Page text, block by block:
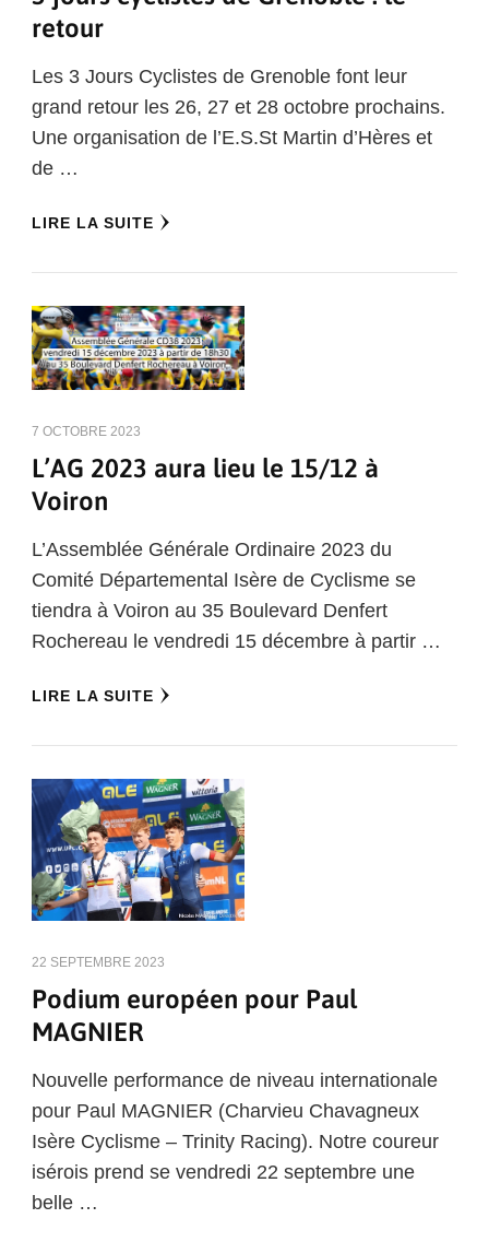
retour
Les 3 Jours Cyclistes de Grenoble font leur
grand retour les 26, 27 et 28 octobre prochains.
Une organisation de l’E.S.St Martin d’Hères et
de …
LIRE LA SUITE
7 OCTOBRE 2023
L’AG 2023 aura lieu le 15/12 à
Voiron
L’Assemblée Générale Ordinaire 2023 du
Comité Départemental Isère de Cyclisme se
tiendra à Voiron au 35 Boulevard Denfert
Rochereau le vendredi 15 décembre à partir …
LIRE LA SUITE
22 SEPTEMBRE 2023
Podium européen pour Paul
MAGNIER
Nouvelle performance de niveau internationale
pour Paul MAGNIER (Charvieu Chavagneux
Isère Cyclisme – Trinity Racing). Notre coureur
isérois prend se vendredi 22 septembre une
belle …